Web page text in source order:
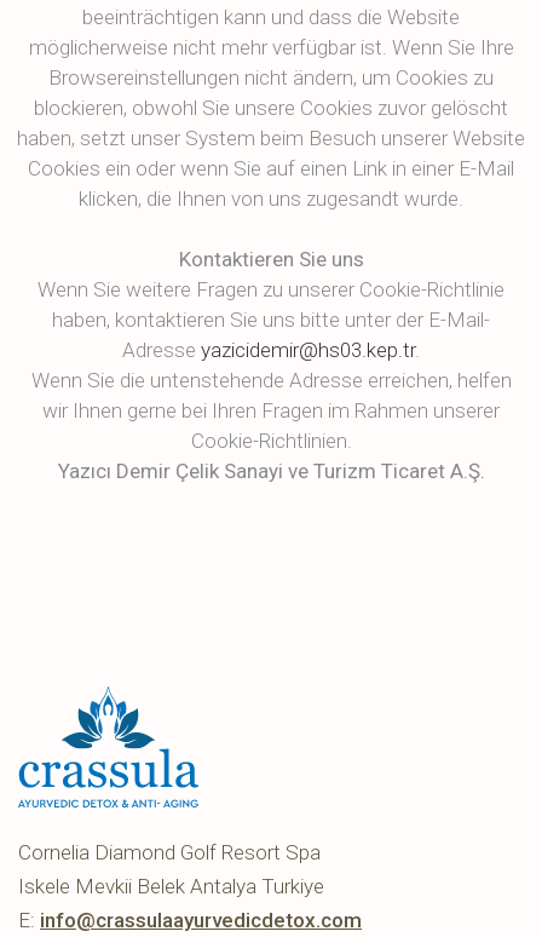
beeinträchtigen kann und dass die Website
möglicherweise nicht mehr verfügbar ist. Wenn Sie Ihre
Browsereinstellungen nicht ändern, um Cookies zu
blockieren, obwohl Sie unsere Cookies zuvor gelöscht
haben, setzt unser System beim Besuch unserer Website
Cookies ein oder wenn Sie auf einen Link in einer E-Mail
klicken, die Ihnen von uns zugesandt wurde.
Kontaktieren Sie uns
Wenn Sie weitere Fragen zu unserer Cookie-Richtlinie
haben, kontaktieren Sie uns bitte unter der E-Mail-
Adresse yazicidemir@hs03.kep.tr.
Wenn Sie die untenstehende Adresse erreichen, helfen
wir Ihnen gerne bei Ihren Fragen im Rahmen unserer
Cookie-Richtlinien.
Yazıcı Demir Çelik Sanayi ve Turizm Ticaret A.Ş.
Cornelia Diamond Golf Resort Spa
Iskele Mevkii Belek Antalya Turkiye
E: info@crassulaayurvedicdetox.com